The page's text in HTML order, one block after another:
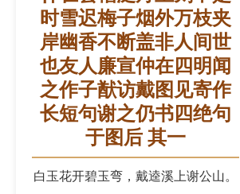
时雪迟梅子烟外万枝夹
岸幽香不断盖非人间世
也友人廉宣仲在四明闻
之作子猷访戴图见寄作
长短句谢之仍书四绝句
于图后 其一
白玉花开碧玉弯，戴逵溪上谢公山。